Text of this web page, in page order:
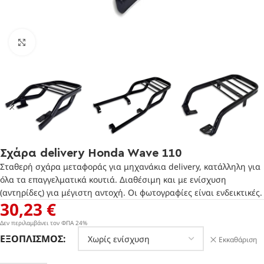
Σχάρα delivery Honda Wave 110
Σταθερή σχάρα μεταφοράς για μηχανάκια delivery, κατάλληλη για
όλα τα επαγγελματικά κουτιά. Διαθέσιμη και με ενίσχυση
(αντηρίδες) για μέγιστη αντοχή. Οι φωτογραφίες είναι ενδεικτικές.
30,23 €
Δεν περιλαμβάνει τον ΦΠΑ 24%
ΕΞΟΠΛΙΣΜΌΣ Εκκαθάριση